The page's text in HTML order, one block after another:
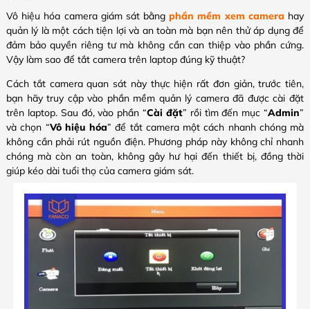
Vô hiệu hóa camera giám sát bằngphần mềm xem camera hay
quản lý là một cách tiện lợi và an toàn mà bạn nên thử áp dụng để
đảm bảo quyền riêng tư mà không cần can thiệp vào phần cứng.
Vậy làm sao để tắt camera trên laptop đúng kỹ thuật?
Cách tắt camera quan sát​ này thực hiện rất đơn giản, trước tiên,
bạn hãy truy cập vào phần mềm quản lý camera đã được cài đặt
trên laptop. Sau đó, vào phần “Cài đặt” rồi tìm đến mục “Admin”
và chọn “Vô hiệu hóa” để tắt camera một cách nhanh chóng mà
không cần phải rút nguồn điện. Phương pháp này không chỉ nhanh
chóng mà còn an toàn, không gây hư hại đến thiết bị, đồng thời
giúp kéo dài tuổi thọ của camera giám sát.